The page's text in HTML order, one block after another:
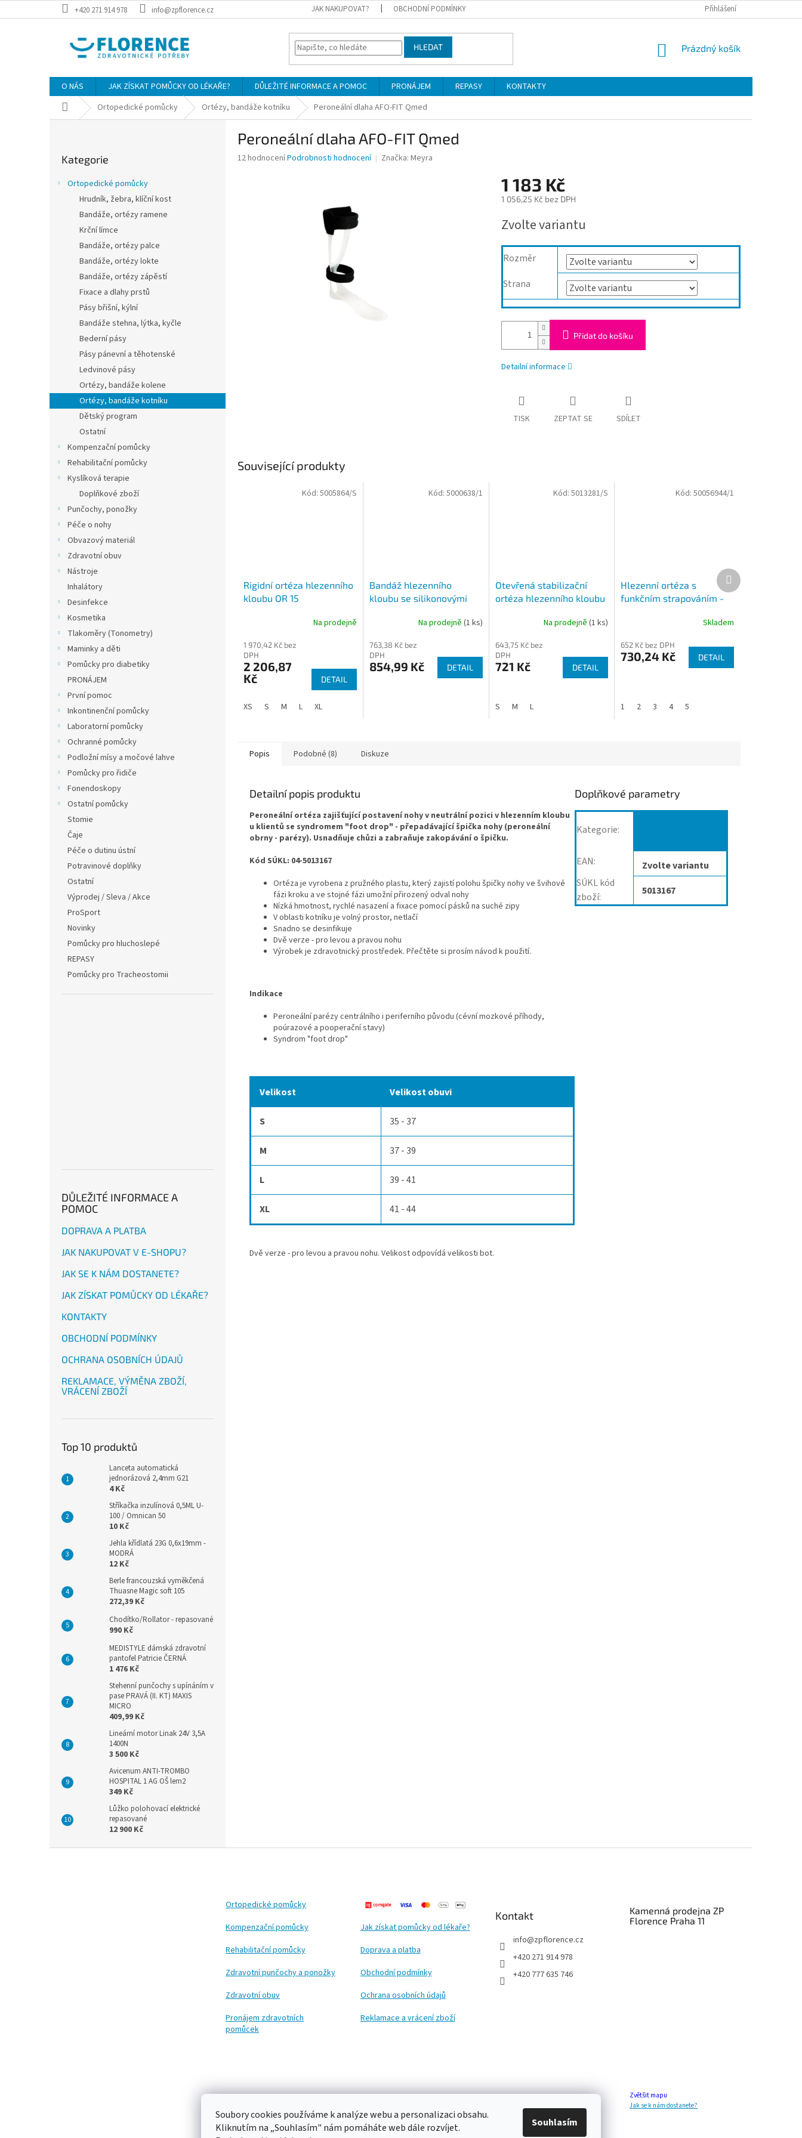
Soubory cookies používáme k analýze webu a personalizaci obsahu.
Kliknutím na „Souhlasím" nám pomáháte web dále rozvíjet.
Souhlasím
na
+420 271 914 978 info@zpflorence.cz JAK NAKUPOVAT? OBCHODNÍ PODMÍNKY Přihlášení
HLEDAT
NÁKUPNÍ
Prázdný košík
O NÁS JAK ZÍSKAT POMŮCKY OD LÉKAŘE? DŮLEŽITÉ INFORMACE A POMOC PRONÁJEM REPASY
KONTAKTY
Domů Ortopedické pomůcky Ortézy, bandáže kotníku Peroneální dlaha AFO-FIT Qmed
kategorie
Kategorie
Ortopedické pomůcky
Hrudník, žebra, klíční kost
Bandáže, ortézy ramene
Krční límce
Bandáže, ortézy palce
Bandáže, ortézy lokte
Bandáže, ortézy zápěstí
Fixace a dlahy prstů
Pásy břišní, kýlní
Bandáže stehna, lýtka, kyčle
Bederní pásy
Pásy pánevní a těhotenské
Ledvinové pásy
Ortézy, bandáže kolene
Ortézy, bandáže kotníku
Dětský program
Ostatní
Kompenzační pomůcky
Rehabilitační pomůcky
Kyslíková terapie
Doplňkové zboží
Punčochy, ponožky
Péče o nohy
Obvazový materiál
Zdravotní obuv
Nástroje
Inhalátory
Desinfekce
Kosmetika
Tlakoměry (Tonometry)
Maminky a děti
Pomůcky pro diabetiky
PRONÁJEM
První pomoc
Inkontinenční pomůcky
Laboratorní pomůcky
Ochranné pomůcky
Podložní mísy a močové lahve
Pomůcky pro řidiče
Fonendoskopy
Ostatní pomůcky
Stomie
Čaje
Péče o dutinu ústní
Potravinové doplňky
Ostatní
Výprodej / Sleva / Akce
ProSport
Novinky
Pomůcky pro hluchoslepé
REPASY
Pomůcky pro Tracheostomii
DŮLEŽITÉ INFORMACE A
POMOC
DOPRAVA A PLATBA
JAK NAKUPOVAT V E-SHOPU?
JAK SE K NÁM DOSTANETE?
JAK ZÍSKAT POMŮCKY OD LÉKAŘE?
KONTAKTY
OBCHODNÍ PODMÍNKY
OCHRANA OSOBNÍCH ÚDAJŮ
REKLAMACE, VÝMĚNA ZBOŽÍ,
VRÁCENÍ ZBOŽÍ
Top 10 produktů
Lanceta automatická
jednorázová 2,4mm G21
4 Kč
Stříkačka inzulínová 0,5ML U-
100 / Omnican 50
10 Kč
Jehla křídlatá 23G 0,6x19mm -
MODRÁ
12 Kč
Berle francouzská vyměkčená
Thuasne Magic soft 105
272,39 Kč
Chodítko/Rollator - repasované
990 Kč
MEDISTYLE dámská zdravotní
pantofel Patricie ČERNÁ
1 476 Kč
Stehenní punčochy s upínáním v
pase PRAVÁ (II. KT) MAXIS
MICRO
409,99 Kč
Lineární motor Linak 24V 3,5A
1400N
3 500 Kč
Avicenum ANTI-TROMBO
HOSPITAL 1 AG OŠ lem2
349 Kč
Lůžko polohovací elektrické
repasované
12 900 Kč
Peroneální dlaha AFO-FIT Qmed
Průměrné
12 hodnoceníPodrobnosti hodnocení Značka: Meyra
1 183 Kč
1 056,25 Kč bez DPH
cena:
Zvolte variantu
Rozměr
Strana
Přidat do košíku
Detailní informace
TISK ZEPTAT SE SDÍLET
Související produkty
Rigidní ortéza hlezenního
kloubu OR 15
produktu
je
4,5
z
hvězdiček.
Na prodejně
1 970,42 Kč bez
DPH
2 206,87
Kč
DETAIL
XS S M L XL
Kód: 5005864/S
Bandáž hlezenního
kloubu se silikonovými
Na prodejně (1 ks)
763,38 Kč bez
DPH
854,99 Kč DETAIL
Kód: 5000638/1
Otevřená stabilizační
ortéza hlezenního kloubu
Na prodejně(1 ks)
643,75 Kč bez
DPH
721 Kč DETAIL
S M L
Kód:5013281/S
Hlezenní ortéza s
funkčním strapováním -
Skladem
652 Kč bez DPH
730,24 Kč DETAIL
1 2 3 4 5
Kód: 50056944/1
Další
produkt
Popis Podobné (8) Diskuze
Detailní popis produktu
Peroneální ortéza zajišťující postavení nohy v neutrální pozici v hlezenním kloubu
u klientů se syndromem "foot drop" - přepadávající špička nohy (peroneální
obrny - parézy). Usnadňuje chůzi a zabraňuje zakopávání o špičku.
Kód SÚKL: 04-5013167
Ortéza je vyrobena z pružného plastu, který zajistí polohu špičky nohy ve švihové
fázi kroku a ve stojné fázi umožní přirozený odval nohy
Nízká hmotnost, rychlé nasazení a fixace pomocí pásků na suché zipy
V oblasti kotníku je volný prostor, netlačí
Snadno se desinfikuje
Dvě verze - pro levou a pravou nohu
Výrobek je zdravotnický prostředek. Přečtěte si prosím návod k použití.
Indikace
Peroneální parézy centrálního i periferního původu (cévní mozkové příhody,
poúrazové a pooperační stavy)
Syndrom "foot drop"
Velikost Velikost obuvi
S 35 - 37
M 37 - 39
L 39 - 41
XL 41 - 44
Dvě verze - pro levou a pravou nohu. Velikost odpovídá velikosti bot.
Doplňkové parametry
Kategorie:
EAN:
Zvolte variantu
SÚKL kód
zboží: 5013167
Ortopedické pomůcky
Kompenzační pomůcky
Rehabilitační pomůcky
Zdravotní punčochy a ponožky
Zdravotní obuv
Pronájem zdravotních
pomůcek
Jak získat pomůcky od lékaře?
Doprava a platba
Obchodní podmínky
Ochrana osobních údajů
Reklamace a vrácení zboží
Kontakt
info@zpflorence.cz
+420 271 914 978
+420 777 635 746
Kamenná prodejna ZP
Florence Praha 11
Zvětšit mapu
Jak se k nám dostanete?